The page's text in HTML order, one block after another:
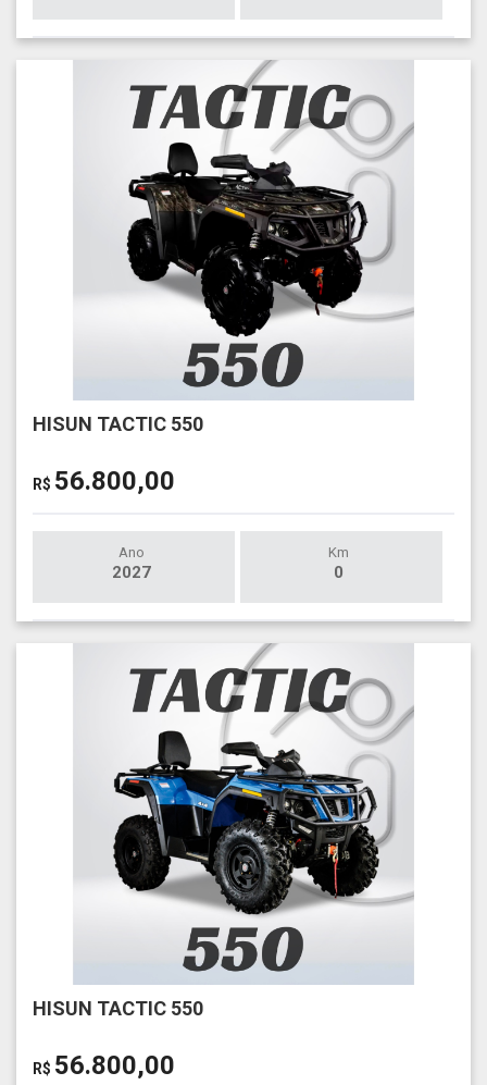
HISUN TACTIC 550
R$ 56.800,00
Ano
2027
Km
0
HISUN TACTIC 550
R$ 56.800,00